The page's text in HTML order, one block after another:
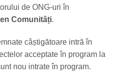
de ONG-uri în
Comunități.
câștigătoare intră în
acceptate în program la
nou intrate în program.